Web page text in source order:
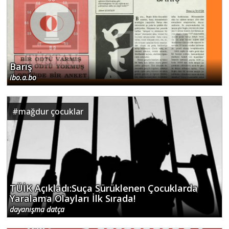
Barış
ibo.a.bo
#mağdur çocuklar
TÜİK Açıkladı:Suça Sürüklenen Çocuklarda
Yaralama Olayları İlk Sırada!
dayanışma datça